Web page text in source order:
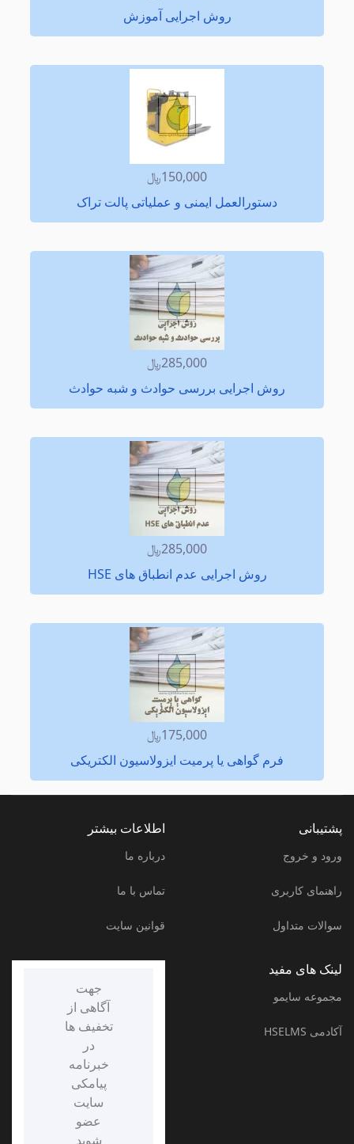
روش اجرایی آموزش
150,000﷼
دستورالعمل ایمنی و عملیاتی پالت تراک
285,000﷼
روش اجرایی بررسی حوادث و شبه حوادث
285,000﷼
روش اجرایی عدم انطباق های HSE
175,000﷼
فرم گواهی یا پرمیت ایزولاسیون الکتریکی
پشتیبانی
ورود و خروج
راهنمای کاربری
سوالات متداول
اطلاعات بیشتر
درباره ما
تماس با ما
قوانین سایت
لینک های مفید
مجموعه سایمو
آکادمی HSELMS
جهت
آگاهی از
تخفیف ها
در
خبرنامه
پیامکی
سایت
عضو
شوید